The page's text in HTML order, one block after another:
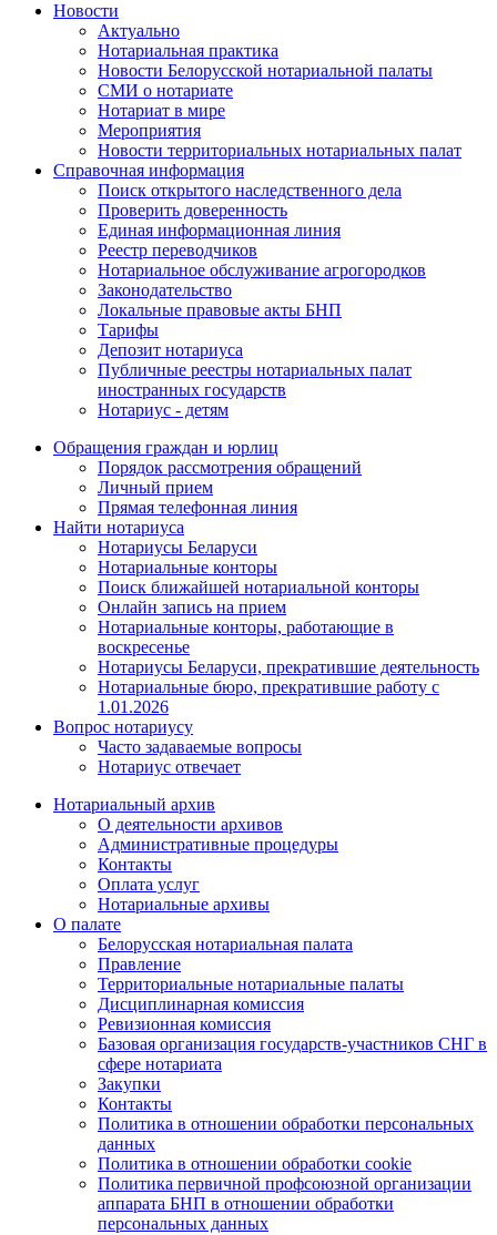
Новости
Актуально
Нотариальная практика
Новости Белорусской нотариальной палаты
СМИ о нотариате
Нотариат в мире
Мероприятия
Новости территориальных нотариальных палат
Справочная информация
Поиск открытого наследственного дела
Проверить доверенность
Единая информационная линия
Реестр переводчиков
Нотариальное обслуживание агрогородков
Законодательство
Локальные правовые акты БНП
Тарифы
Депозит нотариуса
Публичные реестры нотариальных палат
иностранных государств
Нотариус - детям
Обращения граждан и юрлиц
Порядок рассмотрения обращений
Личный прием
Прямая телефонная линия
Найти нотариуса
Нотариусы Беларуси
Нотариальные конторы
Поиск ближайшей нотариальной конторы
Онлайн запись на прием
Нотариальные конторы, работающие в
воскресенье
Нотариусы Беларуси, прекратившие деятельность
Нотариальные бюро, прекратившие работу с
1.01.2026
Вопрос нотариусу
Часто задаваемые вопросы
Нотариус отвечает
Нотариальный архив
О деятельности архивов
Административные процедуры
Контакты
Оплата услуг
Нотариальные архивы
О палате
Белорусская нотариальная палата
Правление
Территориальные нотариальные палаты
Дисциплинарная комиссия
Ревизионная комиссия
Базовая организация государств-участников СНГ в
сфере нотариата
Закупки
Контакты
Политика в отношении обработки персональных
данных
Политика в отношении обработки cookie
Политика первичной профсоюзной организации
аппарата БНП в отношении обработки
персональных данных